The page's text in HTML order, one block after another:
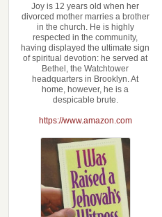
Joy is 12 years old when her
divorced mother marries a brother
in the church. He is highly
respected in the community,
having displayed the ultimate sign
of spiritual devotion: he served at
Bethel, the Watchtower
headquarters in Brooklyn. At
home, however, he is a
despicable brute.
https://www.amazon.com